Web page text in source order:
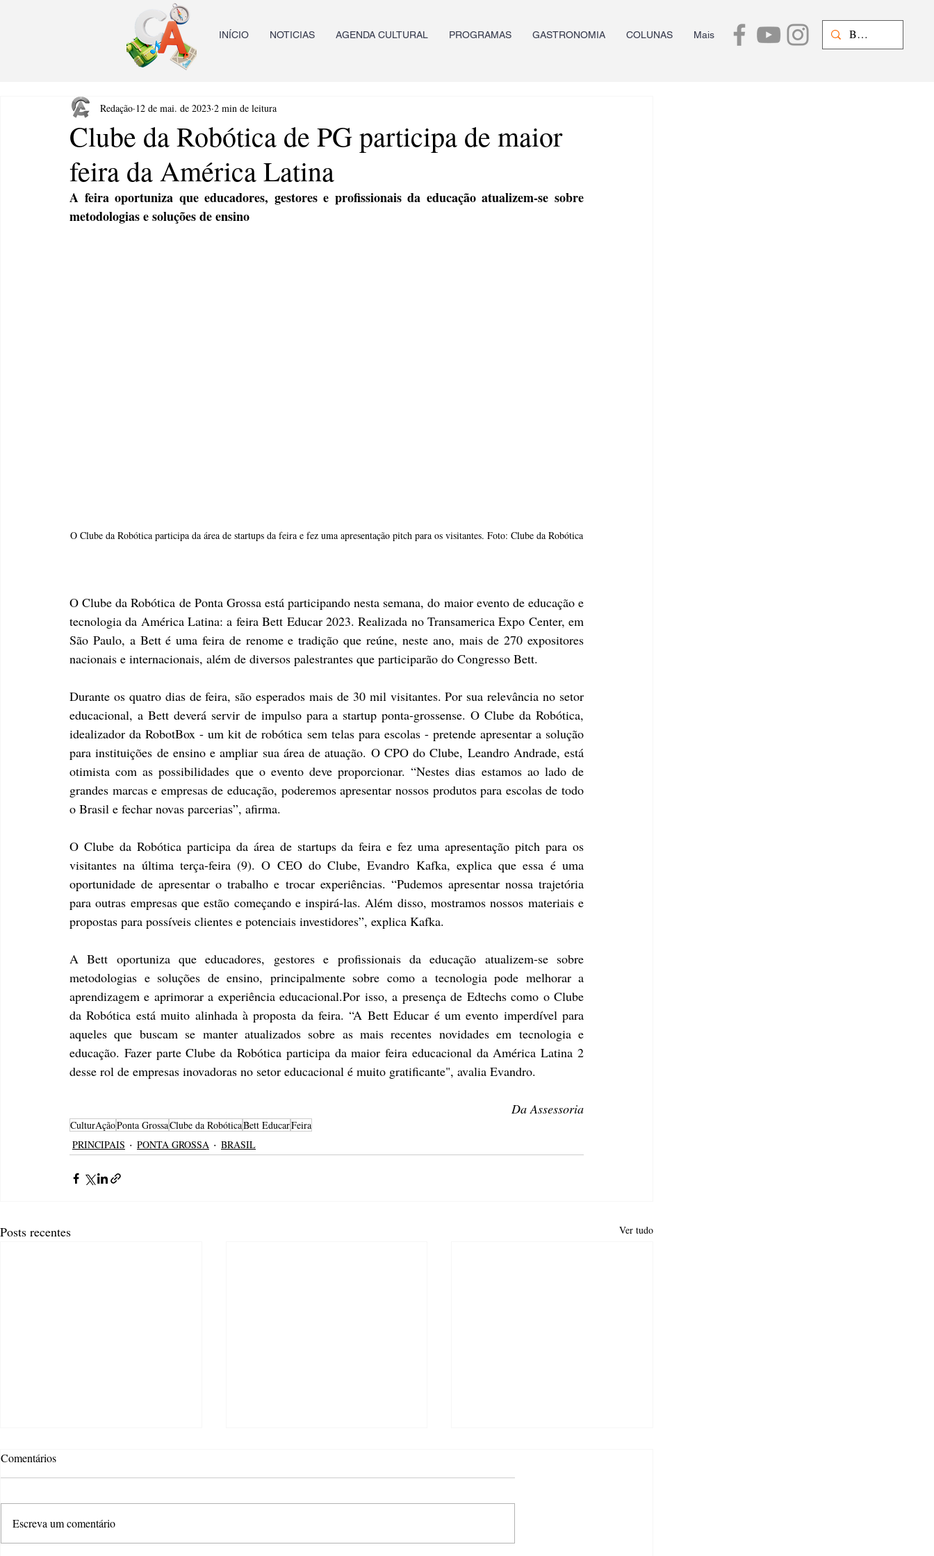
INÍCIO NOTICIAS AGENDA CULTURAL PROGRAMAS GASTRONOMIA COLUNAS Mais
Clube da Robótica de PG participa de maior
feira da América Latina
Redação 12 de mai. de 2023 2 min de leitura
A feira oportuniza que educadores, gestores e profissionais da educação atualizem-se sobre
metodologias e soluções de ensino
O Clube da Robótica participa da área de startups da feira e fez uma apresentação pitch para os visitantes. Foto: Clube da Robótica
O Clube da Robótica de Ponta Grossa está participando nesta semana, do maior evento de educação e
tecnologia da América Latina: a feira Bett Educar 2023. Realizada no Transamerica Expo Center, em
São Paulo, a Bett é uma feira de renome e tradição que reúne, neste ano, mais de 270 expositores
nacionais e internacionais, além de diversos palestrantes que participarão do Congresso Bett.
Durante os quatro dias de feira, são esperados mais de 30 mil visitantes. Por sua relevância no setor
educacional, a Bett deverá servir de impulso para a startup ponta-grossense. O Clube da Robótica,
idealizador da RobotBox - um kit de robótica sem telas para escolas - pretende apresentar a solução
para instituições de ensino e ampliar sua área de atuação. O CPO do Clube, Leandro Andrade, está
otimista com as possibilidades que o evento deve proporcionar. “Nestes dias estamos ao lado de
grandes marcas e empresas de educação, poderemos apresentar nossos produtos para escolas de todo
o Brasil e fechar novas parcerias”, afirma.
O Clube da Robótica participa da área de startups da feira e fez uma apresentação pitch para os
visitantes na última terça-feira (9). O CEO do Clube, Evandro Kafka, explica que essa é uma
oportunidade de apresentar o trabalho e trocar experiências. “Pudemos apresentar nossa trajetória
para outras empresas que estão começando e inspirá-las. Além disso, mostramos nossos materiais e
propostas para possíveis clientes e potenciais investidores”, explica Kafka.
A Bett oportuniza que educadores, gestores e profissionais da educação atualizem-se sobre
metodologias e soluções de ensino, principalmente sobre como a tecnologia pode melhorar a
aprendizagem e aprimorar a experiência educacional.Por isso, a presença de Edtechs como o Clube
da Robótica está muito alinhada à proposta da feira. “A Bett Educar é um evento imperdível para
aqueles que buscam se manter atualizados sobre as mais recentes novidades em tecnologia e
educação. Fazer parte Clube da Robótica participa da maior feira educacional da América Latina 2
desse rol de empresas inovadoras no setor educacional é muito gratificante", avalia Evandro.
Da Assessoria
CulturAçãoPonta GrossaClube da RobóticaBett EducarFeira
PRINCIPAIS
PONTA GROSSA BRASIL
Posts recentes Ver tudo
Comentários
Escreva um comentário